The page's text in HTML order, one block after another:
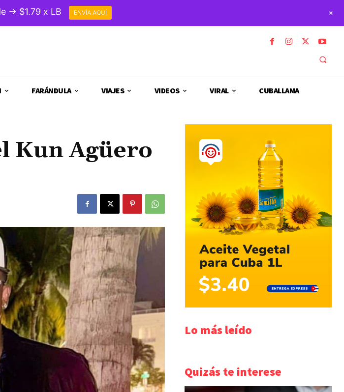
FARÁNDULA VIAJES VIDEOS VIRAL CUBALLAMA
Kun Agüero
Lo más leído
Quizás te interese
→ $1.79 x LB ENVÍA AQUÍ +